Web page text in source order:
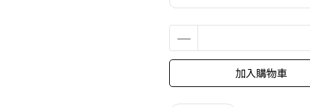
加入購物車